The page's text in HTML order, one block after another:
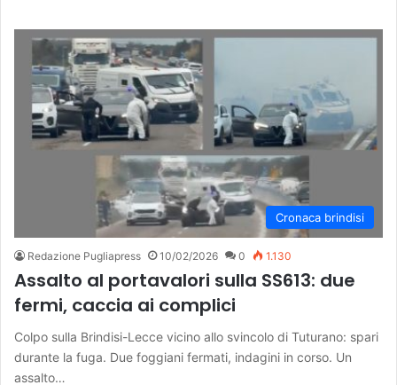
Cronaca brindisi
Redazione Pugliapress 10/02/2026 0 1.130
Assalto al portavalori sulla SS613: due
fermi, caccia ai complici
Colpo sulla Brindisi-Lecce vicino allo svincolo di Tuturano: spari
durante la fuga. Due foggiani fermati, indagini in corso. Un
assalto…